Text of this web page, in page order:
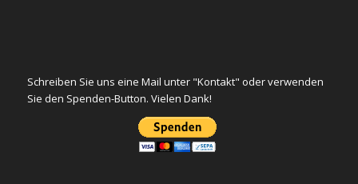
Schreiben Sie uns eine Mail unter "Kontakt" oder verwenden
Sie den Spenden-Button. Vielen Dank!